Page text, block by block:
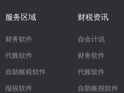
服务区域
财务软件
代账软件
自助账税软件
报税软件
财税资讯
自会计说
财务软件
代账软件
自助账税软件